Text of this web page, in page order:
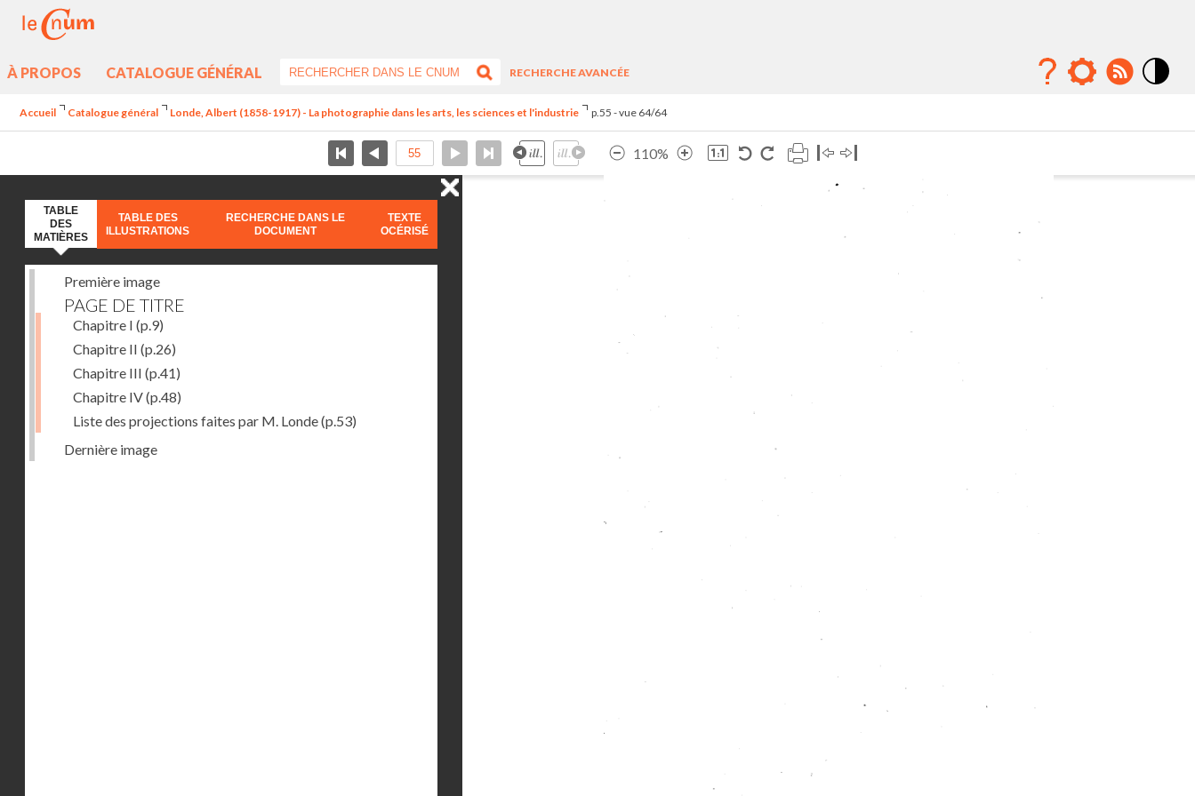
À PROPOS CATALOGUE GÉNÉRAL
RECHERCHE AVANCÉE
Accueil Catalogue général Londe, Albert (1858-1917) - La photographie dans les arts, les sciences et l'industrie p.55 - vue 64/64
110%
TABLE
DES
MATIÈRES
TABLE DES
ILLUSTRATIONS
RECHERCHE DANS LE
DOCUMENT
TEXTE
OCÉRISÉ
Première image
PAGE DE TITRE
Chapitre I (p.9)
Chapitre II (p.26)
Chapitre III (p.41)
Chapitre IV(p.48)
Liste des projections faites par M. Londe(p.53)
Dernière image